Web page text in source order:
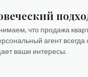
что продажа
агент всегда
ваши интересы.